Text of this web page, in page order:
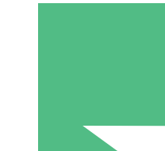
Zahlen Sie nach
monatliche